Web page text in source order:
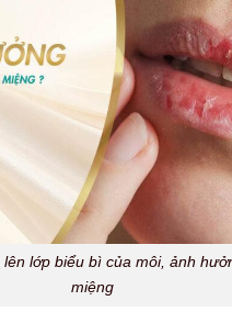
lớp biểu bì của môi, ảnh
miệng